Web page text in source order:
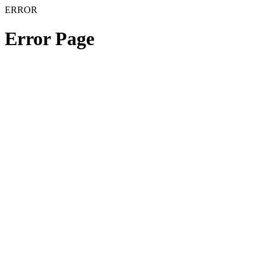
ERROR
Error Page